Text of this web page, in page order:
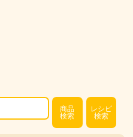
商品
検索
レシピ
検索